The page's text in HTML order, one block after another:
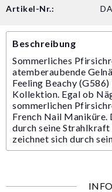
Artikel-Nr.:
Beschreibung
Sommerliches
atemberaubende
Feeling Beachy
Kollektion. Egal ob
sommerlichen
French Nail Maniküre.
durch seine Strahlkraft
zeichnet sich durch